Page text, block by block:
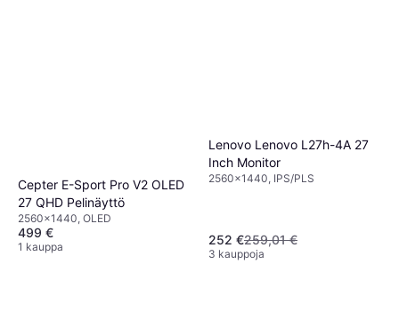
Cepter E-Sport Pro V2 OLED
27 QHD Pelinäyttö
2560x1440, OLED
499 €
1 kauppa
Lenovo Lenovo L27h-4A 27
Inch Monitor
2560x1440, IPS/PLS
252 €259,01 €
3 kauppoja